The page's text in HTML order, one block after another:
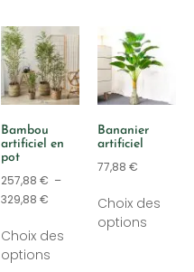
Bambou
artificiel en
pot
257,88 € –
329,88 €
Choix des
options
Bananier
artificiel
77,88 €
Choix des
options